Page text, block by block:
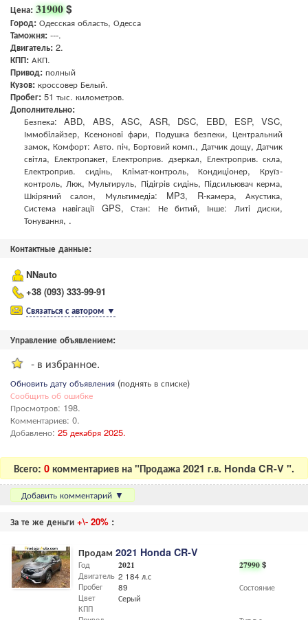
Цена: 31900$
Город: Одесская область, Одесса
Таможня: ---.
Двигатель: 2.
КПП: АКП.
Привод: полный
Кузов: кроссовер Белый.
Пробег: 51 тыс. километров.
Дополнительно:
Безпека: ABD, ABS, ASC, ASR, DSC, EBD, ESP, VSC,
Іммобілайзер, Ксенонові фари, Подушка безпеки, Центральний
замок, Комфорт: Авто. піч, Бортовий комп., Датчик дощу, Датчик
світла, Електропакет, Електроприв. дзеркал, Електроприв. скла,
Електроприв. сидінь, Клімат-контроль, Кондиціонер, Круїз-
контроль, Люк, Мультируль, Підігрів сидінь, Підсильювач керма,
Шкіряний салон, Мультимедіа: MP3, R-камера, Акустика,
Система навігації GPS, Стан: Не битий, Інше: Литі диски,
Тонування, .
Контактные данные:
NNauto
+38 (093) 333-99-91
Связаться с автором ▼
Управление объявлением:
- в избранное.
Обновить дату объявления (поднять в списке)
Сообщить об ошибке
Просмотров: 198.
Комментариев: 0.
Добавлено: 25 декабря 2025.
Всего: 0 комментариев на "Продажа 2021 г.в. Honda CR-V ".
Добавить комментарий ▼
За те же деньги +\- 20% :
Продам 2021 Honda CR-V
27990$
Состояние
Год
Двигатель
Пробег
Цвет
КПП
2021
2 184 л.с
89
Серый